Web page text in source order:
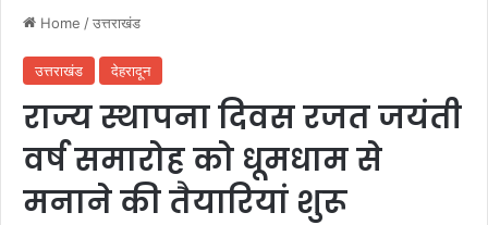
Home /उत्तराखंड
उत्तराखंड देहरादून
राज्य स्थापना दिवस रजत जयंती
वर्ष समारोह को धूमधाम से
मनाने की तैयारियां शुरू